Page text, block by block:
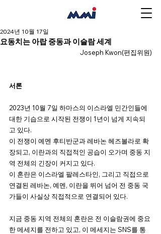
요동치는 아랍 중동과 이슬람 세계
2024년 10월 17일
Joseph Kwon(편집위원)
서론
2023년 10월 7일 하마스의 이스라엘 민간인들에
대한 기습으로 시작된 전쟁이 1년이 넘게 지속되
고 있다.
이 전쟁이 예멘 후티반군과 레바논 헤즈볼라로 확
장되고, 이란과의 직접적인 공습이 오가며 중동 지
역 전체의 긴장이 커지고 있다.
이 혼란은 이스라엘 팔레스타인, 그리고 직접으로
연결된 레바논, 예멘, 이란을 뛰어 넘어 전 중동 국
가들이 사실상 직접적으로 연결되어 있다.
지금 중동 지역 전체의 혼란은 전 이슬람권에 중요
한 메세지를 전하고 있고, 이 메세지는 SNS를 통